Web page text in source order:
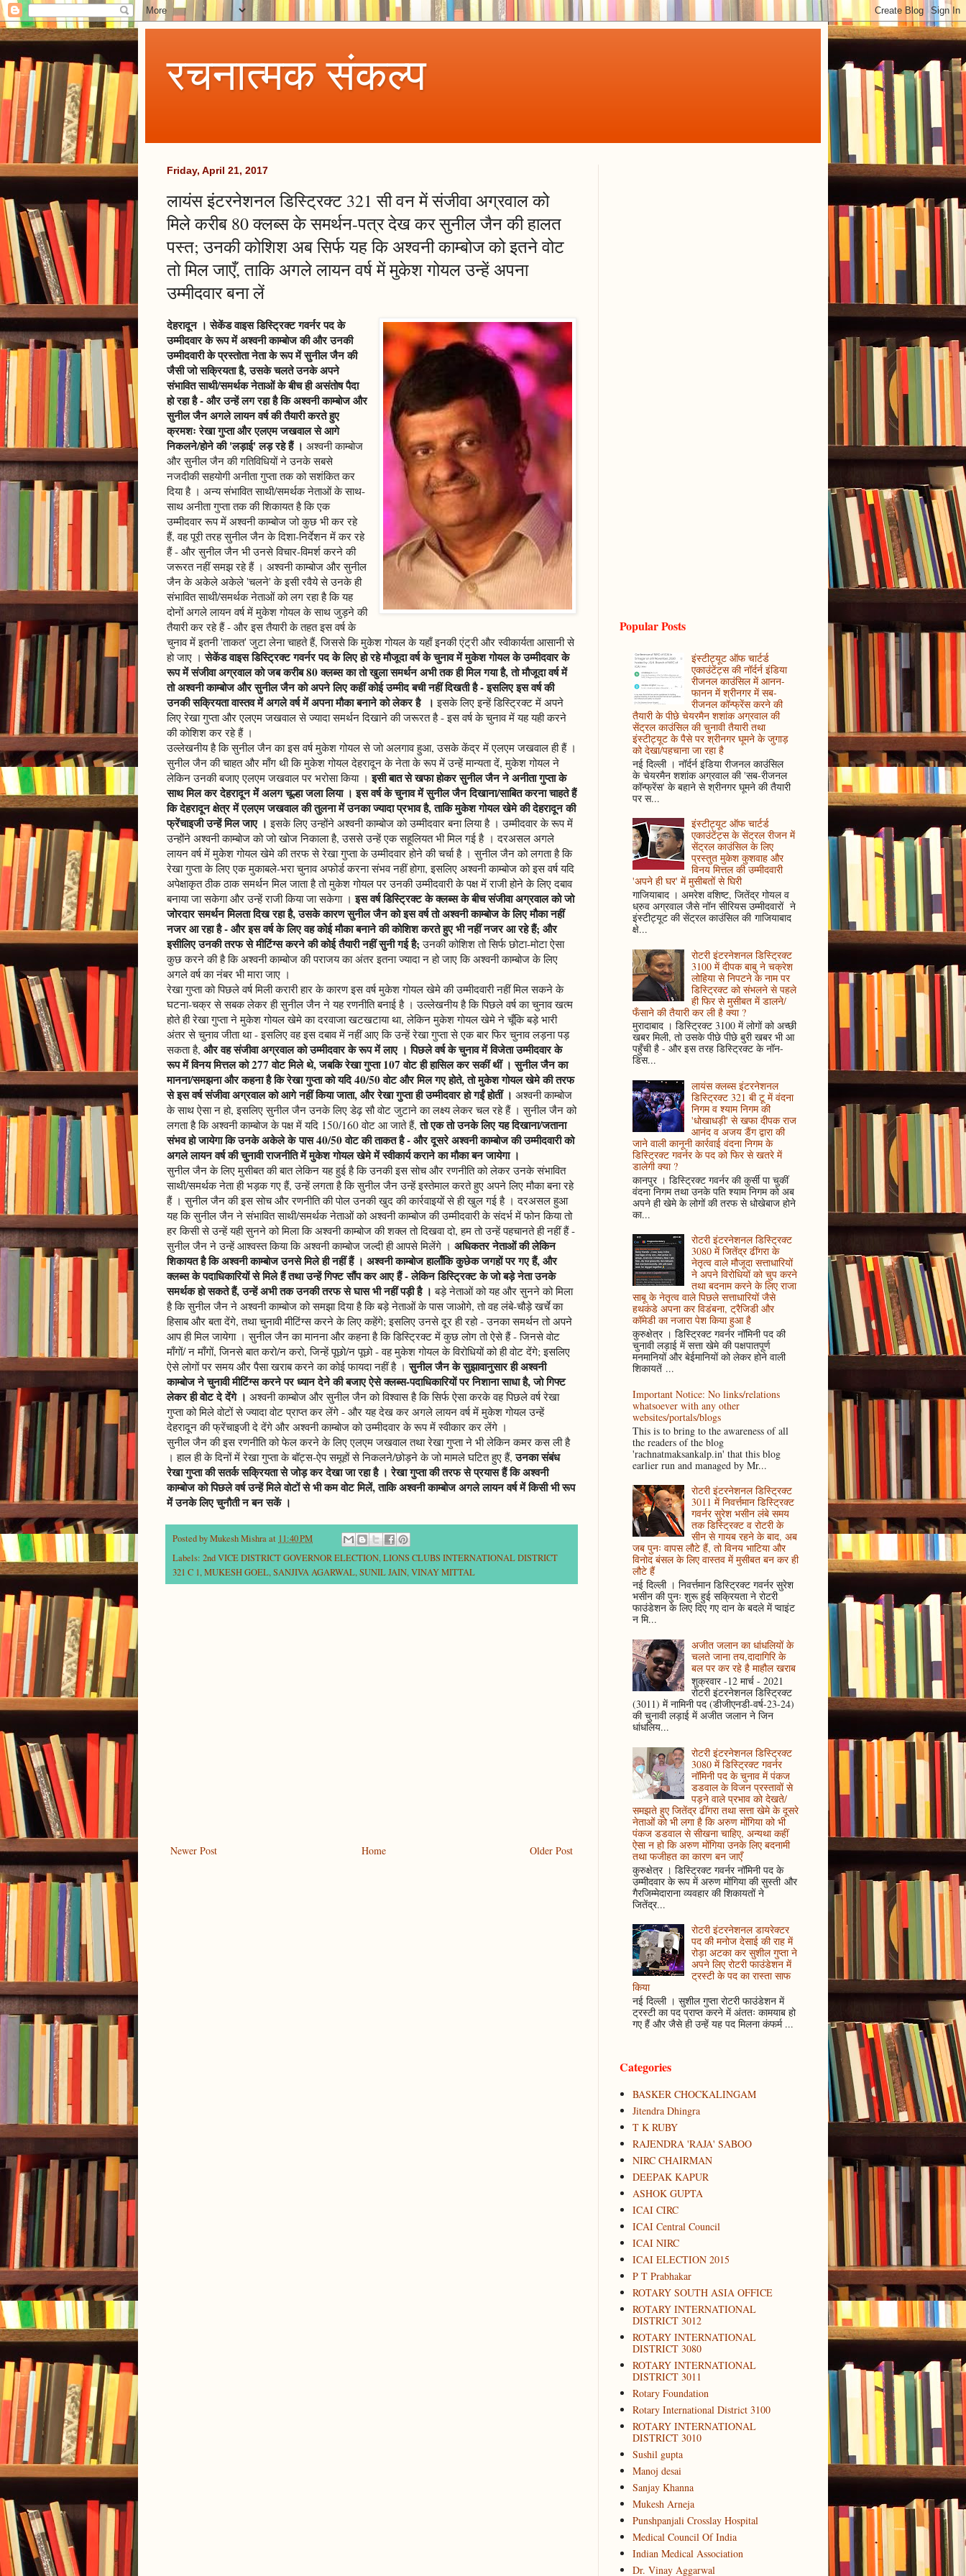
रचनात्मक संकल्प
Friday, April 21, 2017
लायंस इंटरनेशनल डिस्ट्रिक्ट 321 सी वन में संजीवा अग्रवाल को
मिले करीब 80 क्लब्स के समर्थन-पत्र देख कर सुनील जैन की हालत
पस्त; उनकी कोशिश अब सिर्फ यह कि अश्वनी काम्बोज को इतने वोट
तो मिल जाएँ, ताकि अगले लायन वर्ष में मुकेश गोयल उन्हें अपना
उम्मीदवार बना लें
देहरादून । सेकेंड वाइस डिस्ट्रिक्ट गवर्नर पद के
उम्मीदवार के रूप में अश्वनी काम्बोज की और उनकी
उम्मीदवारी के प्रस्तोता नेता के रूप में सुनील जैन की
जैसी जो सक्रियता है, उसके चलते उनके अपने
संभावित साथी/समर्थक नेताओं के बीच ही असंतोष पैदा
हो रहा है - और उन्हें लग रहा है कि अश्वनी काम्बोज और
सुनील जैन अगले लायन वर्ष की तैयारी करते हुए
क्रमशः रेखा गुप्ता और एलएम जखवाल से आगे
निकलने/होने की 'लड़ाई' लड़ रहे हैं । अश्वनी काम्बोज
और सुनील जैन की गतिविधियों ने उनके सबसे
नजदीकी सहयोगी अनीता गुप्ता तक को सशंकित कर
दिया है । अन्य संभावित साथी/समर्थक नेताओं के साथ-
साथ अनीता गुप्ता तक की शिकायत है कि एक
उम्मीदवार रूप में अश्वनी काम्बोज जो कुछ भी कर रहे
हैं, वह पूरी तरह सुनील जैन के दिशा-निर्देशन में कर रहे
हैं - और सुनील जैन भी उनसे विचार-विमर्श करने की
जरूरत नहीं समझ रहे हैं । अश्वनी काम्बोज और सुनील
जैन के अकेले अकेले 'चलने' के इसी रवैये से उनके ही
संभावित साथी/समर्थक नेताओं को लग रहा है कि यह
दोनों अगले लायन वर्ष में मुकेश गोयल के साथ जुड़ने की
तैयारी कर रहे हैं - और इस तैयारी के तहत इस वर्ष के
चुनाव में इतनी 'ताकत' जुटा लेना चाहते हैं, जिससे कि मुकेश गोयल के यहाँ इनकी एंट्री और स्वीकार्यता आसानी से
हो जाए ।सेकेंड वाइस डिस्ट्रिक्ट गवर्नर पद के लिए हो रहे मौजूदा वर्ष के चुनाव में मुकेश गोयल के उम्मीदवार के
रूप में संजीवा अग्रवाल को जब करीब 80 क्लब्स का तो खुला समर्थन अभी तक ही मिल गया है, तो मौजूदा वर्ष में
तो अश्वनी काम्बोज और सुनील जैन को अपने लिए कहीं कोई उम्मीद बची नहीं दिखती है - इसलिए इस वर्ष की
उनकी सक्रियता वास्तव में अगले वर्ष में अपना मौका बनाने को लेकर है । इसके लिए इन्हें डिस्ट्रिक्ट में अपने
लिए रेखा गुप्ता और एलएम जखवाल से ज्यादा समर्थन दिखाने की जरूरत है - इस वर्ष के चुनाव में यह यही करने
की कोशिश कर रहे हैं ।
उल्लेखनीय है कि सुनील जैन का इस वर्ष मुकेश गोयल से जो अलगाव हुआ, उसके केंद्र में एलएम जखवाल ही हैं ।
सुनील जैन की चाहत और माँग थी कि मुकेश गोयल देहरादून के नेता के रूप में उन्हें मान्यता दें, मुकेश गोयल ने
लेकिन उनकी बजाए एलएम जखवाल पर भरोसा किया ।इसी बात से खफा होकर सुनील जैन ने अनीता गुप्ता के
साथ मिल कर देहरादून में अलग चूल्हा जला लिया । इस वर्ष के चुनाव में सुनील जैन दिखाना/साबित करना चाहते हैं
कि देहरादून क्षेत्र में एलएम जखवाल की तुलना में उनका ज्यादा प्रभाव है, ताकि मुकेश गोयल खेमे की देहरादून की
फ्रेंचाइजी उन्हें मिल जाए । इसके लिए उन्होंने अश्वनी काम्बोज को उम्मीदवार बना लिया है । उम्मीदवार के रूप में
उन्होंने अश्वनी काम्बोज को जो खोज निकाला है, उससे उन्हें एक सहूलियत भी मिल गई है । दरअसल अगले
लायन वर्ष में मुकेश गोयल खेमे की तरफ से रेखा गुप्ता के उम्मीदवार होने की चर्चा है । सुनील जैन को लगता है कि
रेखा गुप्ता के लिए एक मुकाबले-भरा चुनाव अफोर्ड करना संभव नहीं होगा, इसलिए अश्वनी काम्बोज को इस वर्ष यदि
अपेक्षाकृत ठीक ठाक समर्थन मिल जाता है तो मुकेश गोयल पर उनकी उम्मीदवारी के पक्ष में राजी होने के लिए दबाव
बनाया जा सकेगा और उन्हें राजी किया जा सकेगा ।इस वर्ष डिस्ट्रिक्ट के क्लब्स के बीच संजीवा अग्रवाल को जो
जोरदार समर्थन मिलता दिख रहा है, उसके कारण सुनील जैन को इस वर्ष तो अश्वनी काम्बोज के लिए मौका नहीं
नजर आ रहा है - और इस वर्ष के लिए वह कोई मौका बनाने की कोशिश करते हुए भी नहीं नजर आ रहे हैं; और
इसीलिए उनकी तरफ से मीटिंग्स करने की कोई तैयारी नहीं सुनी गई है;उनकी कोशिश तो सिर्फ छोटा-मोटा ऐसा
कुछ करने की है कि अश्वनी काम्बोज की पराजय का अंतर इतना ज्यादा न हो जाए कि अश्वनी काम्बोज के लिए
अगले वर्ष का नंबर भी मारा जाए ।
रेखा गुप्ता को पिछले वर्ष मिली करारी हार के कारण इस वर्ष मुकेश गोयल खेमे की उम्मीदवारी नहीं मिल सकने के
घटना-चक्र से सबक लेकर ही सुनील जैन ने यह रणनीति बनाई है । उल्लेखनीय है कि पिछले वर्ष का चुनाव खत्म
होते ही रेखा गुप्ता ने मुकेश गोयल खेमे का दरवाजा खटखटाया था, लेकिन मुकेश गोयल खेमे ने चूँकि बड़े भारी
अंतर से चुनाव जीता था - इसलिए वह इस दबाव में नहीं आए कि उन्हें रेखा गुप्ता से एक बार फिर चुनाव लड़ना पड़
सकता है, और वह संजीवा अग्रवाल को उम्मीदवार के रूप में लाए । पिछले वर्ष के चुनाव में विजेता उम्मीदवार के
रूप में विनय मित्तल को 277 वोट मिले थे, जबकि रेखा गुप्ता 107 वोट ही हासिल कर सकीं थीं । सुनील जैन का
मानना/समझना और कहना है कि रेखा गुप्ता को यदि 40/50 वोट और मिल गए होते, तो मुकेश गोयल खेमे की तरफ
से इस वर्ष संजीवा अग्रवाल को आगे नहीं किया जाता, और रेखा गुप्ता ही उम्मीदवार हो गईं होतीं । अश्वनी काम्बोज
के साथ ऐसा न हो, इसलिए सुनील जैन उनके लिए डेढ़ सौ वोट जुटाने का लक्ष्य लेकर चल रहे हैं । सुनील जैन को
लगता है कि अश्वनी काम्बोज के पक्ष में यदि 150/160 वोट आ जाते हैं,तो एक तो उनके लिए यह दिखाना/जताना
संभव हो जायेगा कि उनके अकेले के पास 40/50 वोट की ताकत है - और दूसरे अश्वनी काम्बोज की उम्मीदवारी को
अगले लायन वर्ष की चुनावी राजनीति में मुकेश गोयल खेमे में स्वीकार्य कराने का मौका बन जायेगा ।
सुनील जैन के लिए मुसीबत की बात लेकिन यह हुई है कि उनकी इस सोच और रणनीति को लेकर उनके संभावित
साथी/समर्थक नेता ही भड़क गए हैं, उन्हें लगता है कि सुनील जैन उन्हें इस्तेमाल करते हुए अपने लिए मौका बना रहे
हैं । सुनील जैन की इस सोच और रणनीति की पोल उनकी खुद की कार्रवाइयों से ही खुल गई है । दरअसल हुआ
यह कि सुनील जैन ने संभावित साथी/समर्थक नेताओं को अश्वनी काम्बोज की उम्मीदवारी के संदर्भ में फोन किया तो
हर किसी से उन्हें यही सुनने को मिला कि अश्वनी काम्बोज की शक्ल तो दिखवा दो, हम तो उन्हें पहचानते ही नहीं हैं -
सुनील जैन ने उन्हें आश्वस्त किया कि अश्वनी काम्बोज जल्दी ही आपसे मिलेंगे । अधिकतर नेताओं की लेकिन
शिकायत है कि अश्वनी काम्बोज उनसे मिले ही नहीं हैं । अश्वनी काम्बोज हालाँकि कुछेक जगहों पर गए हैं, और
क्लब्स के पदाधिकारियों से मिले हैं तथा उन्हें गिफ्ट सौंप कर आए हैं - लेकिन डिस्ट्रिक्ट के जो बड़े नेता उनके
समर्थक हो सकते हैं, उन्हें अभी तक उनकी तरफ से घास भी नहीं पड़ी है । बड़े नेताओं को यह और सुनने को मिला
है कि सुनील जैन ने अश्वनी काम्बोज को समझा दिया है कि बड़े नेताओं के पास जाओगे, तो वह लंबे-चौड़े खर्चे का
हिसाब और बता देंगे, तथा चुनावी मीटिंग्स करने के लिए कहेंगे; इसलिए उनसे दूर ही रहो - उनका समर्थन तो अपने
आप ही मिल जायेगा । सुनील जैन का मानना और कहना है कि डिस्ट्रिक्ट में कुछ लोग तो ऐसे हैं - जिनसे वोट
माँगों/ न माँगों, जिनसे बात करो/न करो, जिन्हें पूछो/न पूछो - वह मुकेश गोयल के विरोधियों को ही वोट देंगे; इसलिए
ऐसे लोगों पर समय और पैसा खराब करने का कोई फायदा नहीं है ।सुनील जैन के सुझावानुसार ही अश्वनी
काम्बोज ने चुनावी मीटिंग्स करने पर ध्यान देने की बजाए ऐसे क्लब्स-पदाधिकारियों पर निशाना साधा है, जो गिफ्ट
लेकर ही वोट दे देंगे । अश्वनी काम्बोज और सुनील जैन को विश्वास है कि सिर्फ ऐसा करके वह पिछले वर्ष रेखा
गुप्ता को मिले वोटों से ज्यादा वोट प्राप्त कर लेंगे - और यह देख कर अगले लायन वर्ष में मुकेश गोयल उन्हें
देहरादून की फ्रेंचाइजी दे देंगे और अश्वनी काम्बोज को उम्मीदवार के रूप में स्वीकार कर लेंगे ।
सुनील जैन की इस रणनीति को फेल करने के लिए एलएम जखवाल तथा रेखा गुप्ता ने भी लेकिन कमर कस ली है
। हाल ही के दिनों में रेखा गुप्ता के बॉट्स-ऐप समूहों से निकलने/छोड़ने के जो मामले घटित हुए हैं,उनका संबंध
रेखा गुप्ता की सतर्क सक्रियता से जोड़ कर देखा जा रहा है । रेखा गुप्ता की तरफ से प्रयास हैं कि अश्वनी
काम्बोज को पिछले वर्ष उन्हें मिले वोटों से भी कम वोट मिलें, ताकि अश्वनी काम्बोज अगले लायन वर्ष में किसी भी रूप
में उनके लिए चुनौती न बन सकें ।
Posted byMukesh Mishraat 11:40 PM
Labels: 2nd VICE DISTRICT GOVERNOR ELECTION,LIONS CLUBS INTERNATIONAL DISTRICT
321 C 1,MUKESH GOEL,SANJIVA AGARWAL,SUNIL JAIN,VINAY MITTAL
Newer Post Older Post
Home
Popular Posts
इंस्टीट्यूट ऑफ चार्टर्ड
एकाउंटेंट्स की नॉर्दर्न इंडिया
रीजनल काउंसिल में आनन-
फानन में श्रीनगर में सब-
रीजनल कॉन्फ्रेंस करने की
तैयारी के पीछे चेयरमैन शशांक अग्रवाल की
सेंट्रल काउंसिल की चुनावी तैयारी तथा
इंस्टीट्यूट के पैसे पर श्रीनगर घूमने के जुगाड़
को देखा/पहचाना जा रहा है
नई दिल्ली । नॉर्दर्न इंडिया रीजनल काउंसिल
के चेयरमैन शशांक अग्रवाल की 'सब-रीजनल
कॉन्फ्रेंस' के बहाने से श्रीनगर घूमने की तैयारी
पर स...
इंस्टीट्यूट ऑफ चार्टर्ड
एकाउंटेंट्स के सेंट्रल रीजन में
सेंट्रल काउंसिल के लिए
प्रस्तुत मुकेश कुशवाह और
विनय मित्तल की उम्मीदवारी
'अपने ही घर' में मुसीबतों से घिरी
गाजियाबाद । अमरेश वशिष्ट, जितेंद्र गोयल व
ध्रुव अग्रवाल जैसे नॉन सीरियस उम्मीदवारों ने
इंस्टीट्यूट की सेंट्रल काउंसिल की गाजियाबाद
क्षे...
रोटरी इंटरनेशनल डिस्ट्रिक्ट
3100 में दीपक बाबु ने चक्रेश
लोहिया से निपटने के नाम पर
डिस्ट्रिक्ट को संभलने से पहले
ही फिर से मुसीबत में डालने/
फँसाने की तैयारी कर ली है क्या ?
मुरादाबाद । डिस्ट्रिक्ट 3100 में लोगों को अच्छी
खबर मिली, तो उसके पीछे पीछे बुरी खबर भी आ
पहुँची है - और इस तरह डिस्ट्रिक्ट के नॉन-
डिस...
लायंस क्लब्स इंटरनेशनल
डिस्ट्रिक्ट 321 बी टू में वंदना
निगम व श्याम निगम की
'धोखाधड़ी' से खफा दीपक राज
आनंद व अजय डैंग द्वारा की
जाने वाली कानूनी कार्रवाई वंदना निगम के
डिस्ट्रिक्ट गवर्नर के पद को फिर से खतरे में
डालेगी क्या ?
कानपुर । डिस्ट्रिक्ट गवर्नर की कुर्सी पा चुकीं
वंदना निगम तथा उनके पति श्याम निगम को अब
अपने ही खेमे के लोगों की तरफ से धोखेबाज होने
का...
रोटरी इंटरनेशनल डिस्ट्रिक्ट
3080 में जितेंद्र ढींगरा के
नेतृत्व वाले मौजूदा सत्ताधारियों
ने अपने विरोधियों को चुप करने
तथा बदनाम करने के लिए राजा
साबू के नेतृत्व वाले पिछले सत्ताधारियों जैसे
हथकंडे अपना कर विडंबना, ट्रैजिडी और
कॉमेडी का नजारा पेश किया हुआ है
कुरुक्षेत्र । डिस्ट्रिक्ट गवर्नर नॉमिनी पद की
चुनावी लड़ाई में सत्ता खेमे की पक्षपातपूर्ण
मनमानियों और बेईमानियों को लेकर होने वाली
शिकायतें ...
Important Notice: No links/relations
whatsoever with any other
websites/portals/blogs
This is to bring to the awareness of all
the readers of the blog
'rachnatmaksankalp.in' that this blog
earlier run and managed by Mr...
रोटरी इंटरनेशनल डिस्ट्रिक्ट
3011 में निवर्त्तमान डिस्ट्रिक्ट
गवर्नर सुरेश भसीन लंबे समय
तक डिस्ट्रिक्ट व रोटरी के
सीन से गायब रहने के बाद, अब
जब पुनः वापस लौटे हैं, तो विनय भाटिया और
विनोद बंसल के लिए वास्तव में मुसीबत बन कर ही
लौटे हैं
नई दिल्ली । निवर्त्तमान डिस्ट्रिक्ट गवर्नर सुरेश
भसीन की पुनः शुरू हुई सक्रियता ने रोटरी
फाउंडेशन के लिए दिए गए दान के बदले में प्वाइंट
न मि...
अजीत जलान का धांधलियों के
चलते जाना तय,दादागिरि के
बल पर कर रहे है माहौल खराब
शुक्रवार -12 मार्च - 2021
रोटरी इंटरनेशनल डिस्ट्रिक्ट
(3011) में नामिनी पद (डीजीएनडी-वर्ष-23-24)
की चुनावी लड़ाई में अजीत जलान ने जिन
धांधलिय...
रोटरी इंटरनेशनल डिस्ट्रिक्ट
3080 में डिस्ट्रिक्ट गवर्नर
नॉमिनी पद के चुनाव में पंकज
डडवाल के विजन प्रस्तावों से
पड़ने वाले प्रभाव को देखते/
समझते हुए जितेंद्र ढींगरा तथा सत्ता खेमे के दूसरे
नेताओं को भी लगा है कि अरुण मोंगिया को भी
पंकज डडवाल से सीखना चाहिए, अन्यथा कहीं
ऐसा न हो कि अरुण मोंगिया उनके लिए बदनामी
तथा फजीहत का कारण बन जाएँ
कुरुक्षेत्र । डिस्ट्रिक्ट गवर्नर नॉमिनी पद के
उम्मीदवार के रूप में अरुण मोंगिया की सुस्ती और
गैरजिम्मेदाराना व्यवहार की शिकायतों ने
जितेंद्र...
रोटरी इंटरनेशनल डायरेक्टर
पद की मनोज देसाई की राह में
रोड़ा अटका कर सुशील गुप्ता ने
अपने लिए रोटरी फाउंडेशन में
ट्रस्टी के पद का रास्ता साफ
किया
नई दिल्ली । सुशील गुप्ता रोटरी फाउंडेशन में
ट्रस्टी का पद प्राप्त करने में अंततः कामयाब हो
गए हैं और जैसे ही उन्हें यह पद मिलना कंफर्म ...
Categories
BASKER CHOCKALINGAM
Jitendra Dhingra
T K RUBY
RAJENDRA 'RAJA' SABOO
NIRC CHAIRMAN
DEEPAK KAPUR
ASHOK GUPTA
ICAI CIRC
ICAI Central Council
ICAI NIRC
ICAI ELECTION 2015
P T Prabhakar
ROTARY SOUTH ASIA OFFICE
ROTARY INTERNATIONAL
DISTRICT 3012
ROTARY INTERNATIONAL
DISTRICT 3080
ROTARY INTERNATIONAL
DISTRICT 3011
Rotary Foundation
Rotary International District 3100
ROTARY INTERNATIONAL
DISTRICT 3010
Sushil gupta
Manoj desai
Sanjay Khanna
Mukesh Arneja
Punshpanjali Crosslay Hospital
Medical Council Of India
Indian Medical Association
Dr. Vinay Aggarwal